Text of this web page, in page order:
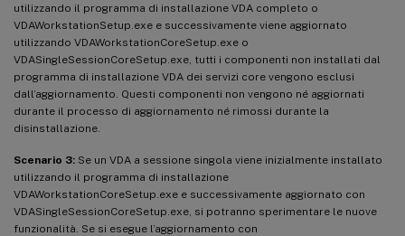
utilizzando il programma di installazione VDA completo o
VDAWorkstationSetup.exe e successivamente viene aggiornato
utilizzando VDAWorkstationCoreSetup.exe o
VDASingleSessionCoreSetup.exe, tutti i componenti non installati dal
programma di installazione VDA dei servizi core vengono esclusi
dall’aggiornamento. Questi componenti non vengono né aggiornati
durante il processo di aggiornamento né rimossi durante la
disinstallazione.
Scenario 3: Se un VDA a sessione singola viene inizialmente installato
utilizzando il programma di installazione
VDAWorkstationCoreSetup.exe e successivamente aggiornato con
VDASingleSessionCoreSetup.exe, si potranno sperimentare le nuove
funzionalità. Se si esegue l’aggiornamento con